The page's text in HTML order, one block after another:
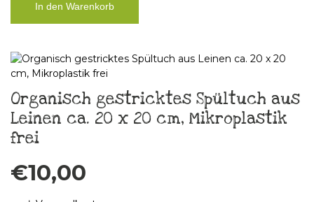
In den Warenkorb
Organisch gestricktes Spültuch aus
Leinen ca. 20 x 20 cm, Mikroplastik
frei
€10,00